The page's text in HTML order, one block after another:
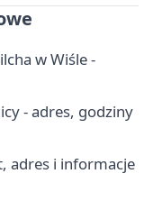
w Wiśle -
- adres, godziny
adres i informacje